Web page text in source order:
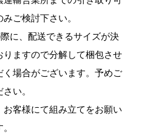
ご検討下さい。
に、配送できるサイズが決
りますので分解して梱包させ
く場合がございます。予めご
い。
お客様にて組み立てをお願い